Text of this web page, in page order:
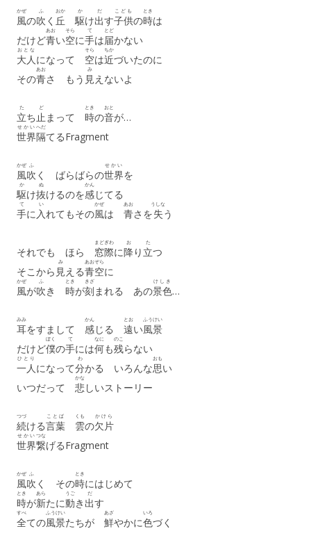
風
かぜ
の吹
ふ
く 丘
おか
駆
か
け出
だ
す子供
こども
の時
とき
は
だけど青
あお
い空
そら
に手
て
は届
とど
かない
大人
おとな
になって 空
そら
は近
ちか
づいたのに
その青
あお
さ もう 見
み
えないよ
立
た
ち止
ど
まって 時
とき
の音
おと
が…
世界
せかい
隔
へだ
てるFragment
風
かぜ
吹
ふ
く ばらばらの世界
せかい
を
駆
か
け抜
ぬ
けるのを感
かん
じてる
手
て
に入
い
れてもその風
かぜ
は 青
あお
さを失
うしな
う
それでも ほら 窓際
まどぎわ
に降
お
り 立
た
つ
そこから 見
み
える青空
あおぞら
に
風
かぜ
が吹
ふ
き 時
とき
が刻
きざ
まれる あの景色
けしき
…
耳
みみ
をすまして 感
かん
じる 遠
とお
い風景
ふうけい
だけど僕
ぼく
の手
て
には何
なに
も残
のこ
らない
一人
ひとり
になって分
わ
かる いろんな思
おも
い
いつだって 悲
かな
しいストーリー
続
つづ
ける言葉
ことば
雲
くも
の欠片
かけら
世界
せかい
繋
つな
げるFragment
風
かぜ
吹
ふ
く その時
とき
にはじめて
時
とき
が新
あら
たに動
うご
き 出
だ
す
全
すべ
ての風景
ふうけい
たちが 鮮
あざ
やかに色
いろ
づく